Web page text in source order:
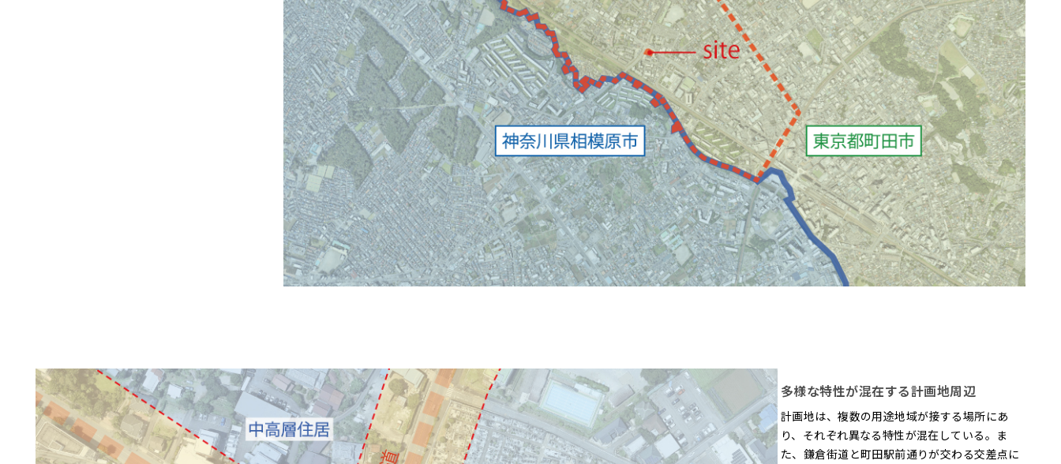
多様な特性が混在する計画地周辺
計画地は、複数の用途地域が接する場所にあ
り、それぞれ異なる特性が混在している。ま
た、鎌倉街道と町田駅前通りが交わる交差点に